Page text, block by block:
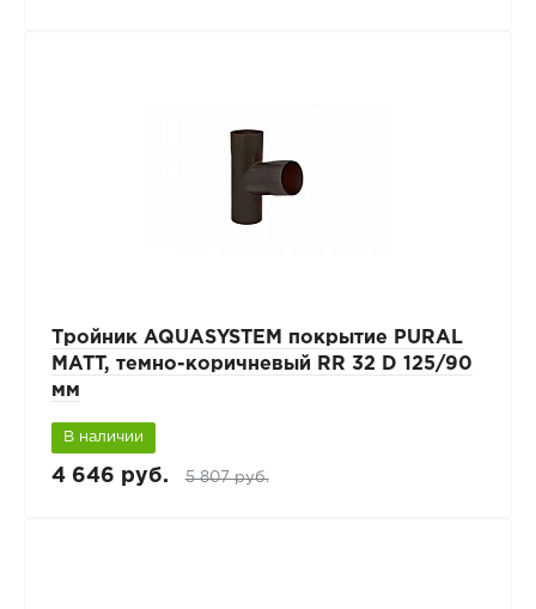
Тройник AQUASYSTEM покрытие PURAL
MATT, темно-коричневый RR 32 D 125/90
мм
В наличии
4 646 руб. 5 807 руб.